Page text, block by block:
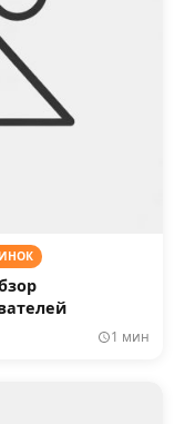
1 мин